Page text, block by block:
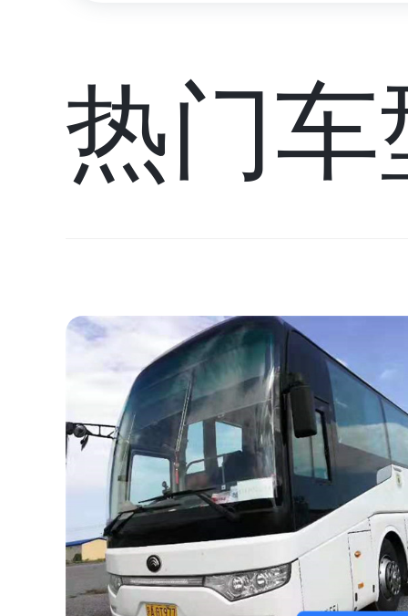
热门车